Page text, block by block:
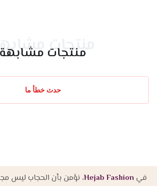
منتجات مشابهة
منتجات مشابهة
حدث خطأ ما
في Hejab Fashion، نؤمن بأن الحجاب ليس